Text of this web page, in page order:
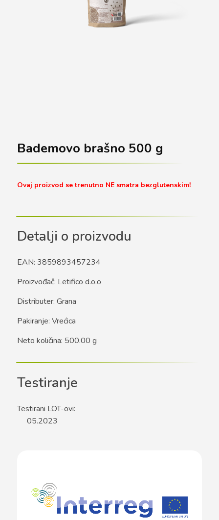
Bademovo brašno 500 g
Ovaj proizvod se trenutno NE smatra bezglutenskim!
Detalji o proizvodu
EAN: 3859893457234
Proizvođač: Letifico d.o.o
Distributer: Grana
Pakiranje: Vrećica
Neto količina: 500.00 g
Testiranje
Testirani LOT-ovi:
05.2023